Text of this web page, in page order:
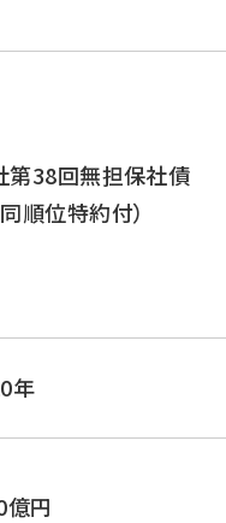
第38回無担保社債
順位特約付）
年
億円